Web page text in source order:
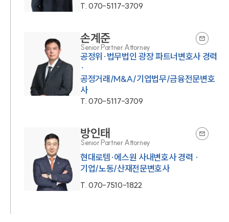
T.070-5117-3709
손계준
Senior Partner Attorney
공정위·법무법인 광장 파트너변호사 경력
·
공정거래/M&A/기업법무/금융전문변호
사
T.070-5117-3709
방인태
Senior Partner Attorney
현대로템·에스원 사내변호사 경력 ·
기업/노동/산재전문변호사
T.070-7510-1822